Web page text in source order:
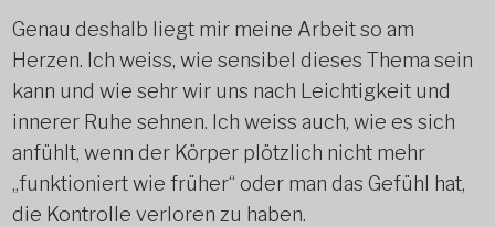
Genau deshalb liegt mir meine Arbeit so am
Herzen. Ich weiss, wie sensibel dieses Thema sein
kann und wie sehr wir uns nach Leichtigkeit und
innerer Ruhe sehnen. Ich weiss auch, wie es sich
anfühlt, wenn der Körper plötzlich nicht mehr
„funktioniert wie früher“ oder man das Gefühl hat,
die Kontrolle verloren zu haben.